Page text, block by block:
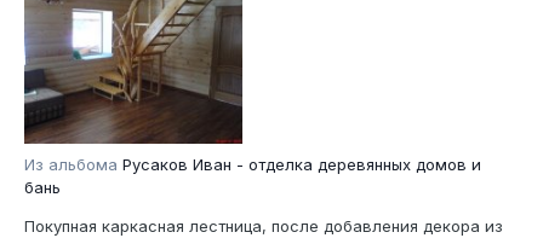
Из альбома Русаков Иван - отделка деревянных домов и
бань
Покупная каркасная лестница, после добавления декора из